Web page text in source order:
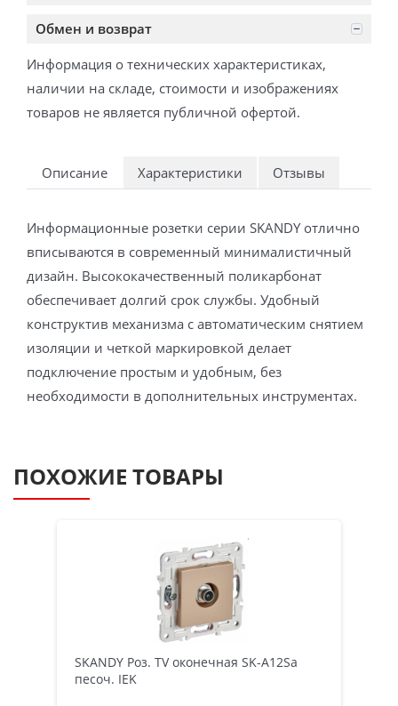
Обмен и возврат
Информация о технических характеристиках,
наличии на складе, стоимости и изображениях
товаров не является публичной офертой.
Описание Характеристики Отзывы
Информационные розетки серии SKANDY отлично
вписываются в современный минималистичный
дизайн. Высококачественный поликарбонат
обеспечивает долгий срок службы. Удобный
конструктив механизма с автоматическим снятием
изоляции и четкой маркировкой делает
подключение простым и удобным, без
необходимости в дополнительных инструментах.
ПОХОЖИЕ ТОВАРЫ
SKANDY Роз. TV оконечная SK-A12Sa
песоч. IEK